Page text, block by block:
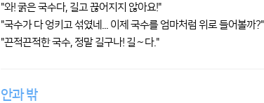
"와! 굵은 국수다, 길고 끊어지지 않아요!"
"국수가 다 엉키고 섞였네... 이제 국수를 엄마처럼 위로 들어볼까?"
"끈적끈적한 국수, 정말 길구나! 길～다."
안과 밖